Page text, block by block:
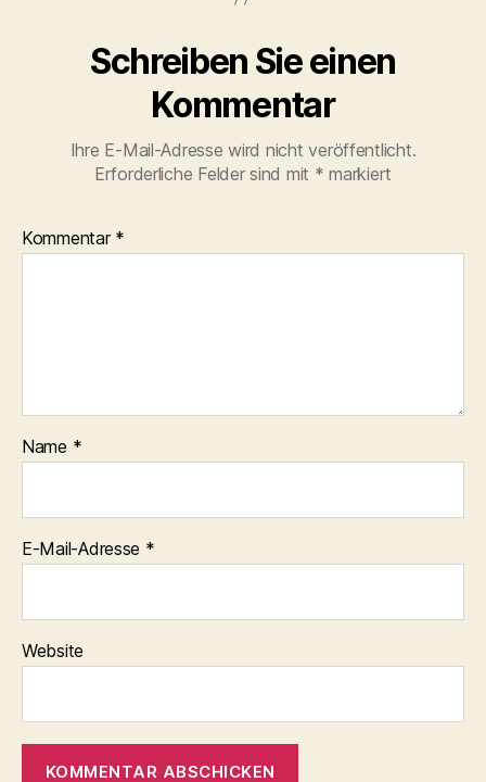
Schreiben Sie einen
Kommentar
Ihre E-Mail-Adresse wird nicht veröffentlicht.
Erforderliche Felder sind mit * markiert
Kommentar *
Name *
E-Mail-Adresse *
Website